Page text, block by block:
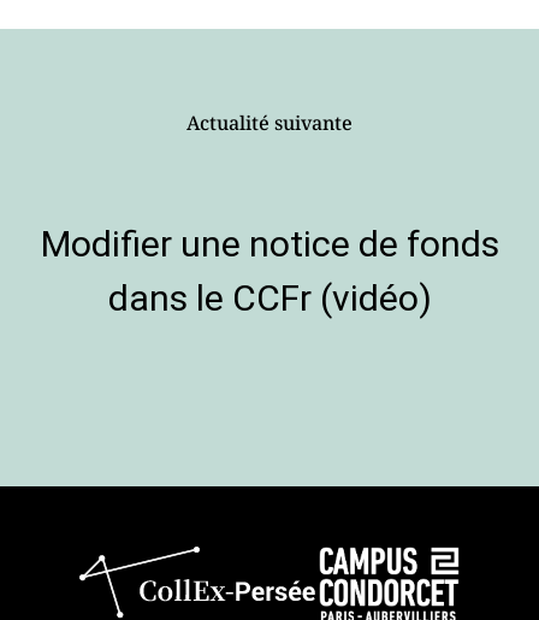
Actualité suivante
Modifier une notice de fonds
dans le CCFr (vidéo)